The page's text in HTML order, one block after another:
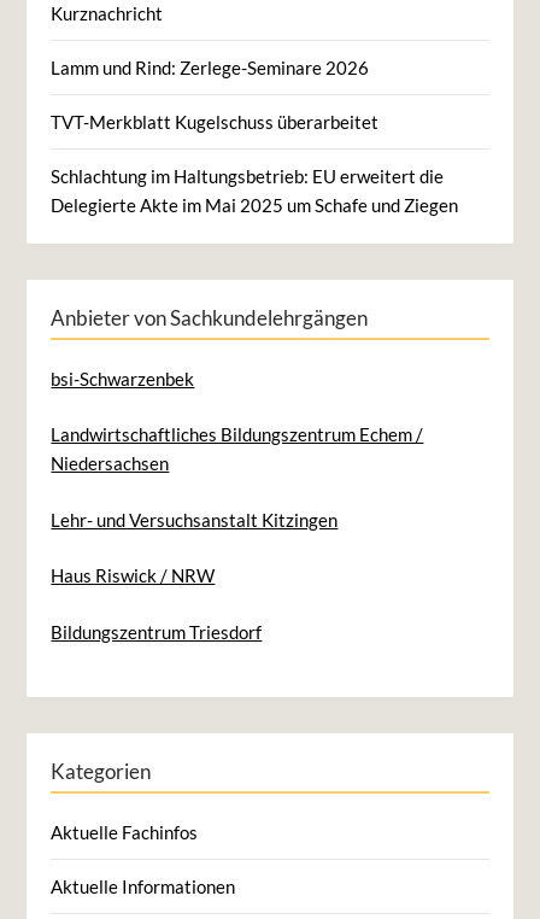
Kurznachricht
Lamm und Rind: Zerlege-Seminare 2026
TVT-Merkblatt Kugelschuss überarbeitet
Schlachtung im Haltungsbetrieb: EU erweitert die
Delegierte Akte im Mai 2025 um Schafe und Ziegen
Anbieter von Sachkundelehrgängen
bsi-Schwarzenbek
Landwirtschaftliches Bildungszentrum Echem /
Niedersachsen
Lehr- und Versuchsanstalt Kitzingen
Haus Riswick / NRW
Bildungszentrum Triesdorf
Kategorien
Aktuelle Fachinfos
Aktuelle Informationen